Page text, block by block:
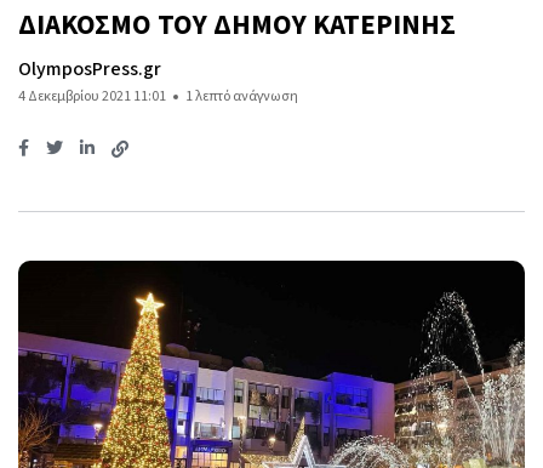
ΔΙΑΚΟΣΜΟ ΤΟΥ ΔΗΜΟΥ ΚΑΤΕΡΙΝΗΣ
OlymposPress.gr
4 Δεκεμβρίου 2021 11:01 1 λεπτό ανάγνωση